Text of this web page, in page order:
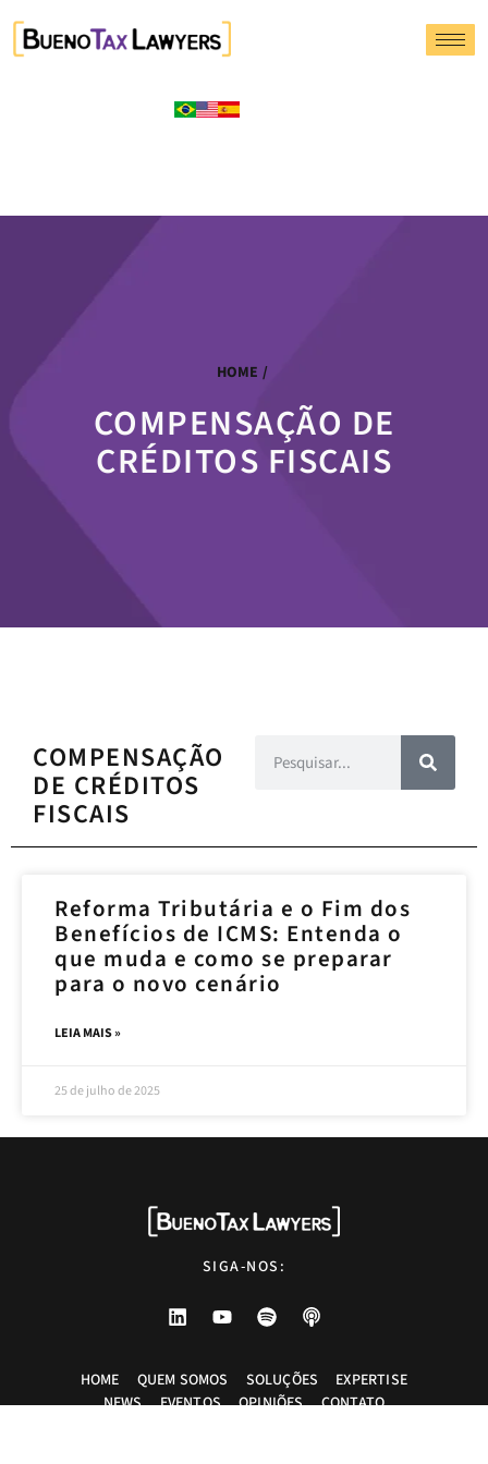
HOME /
COMPENSAÇÃO DE
CRÉDITOS FISCAIS
COMPENSAÇÃO
DE CRÉDITOS
FISCAIS
Reforma Tributária e o Fim dos
Benefícios de ICMS: Entenda o
que muda e como se preparar
para o novo cenário
LEIA MAIS »
25 de julho de 2025
SIGA-NOS:
HOME QUEM SOMOS SOLUÇÕES
EXPERTISE
NEWS
EVENTOS OPINIÕES CONTATO